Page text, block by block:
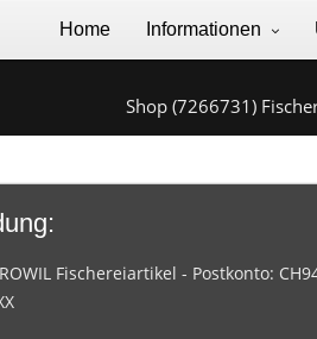
Home Informationen
Shop (7266731)
Fischereiartikel - Postkonto: